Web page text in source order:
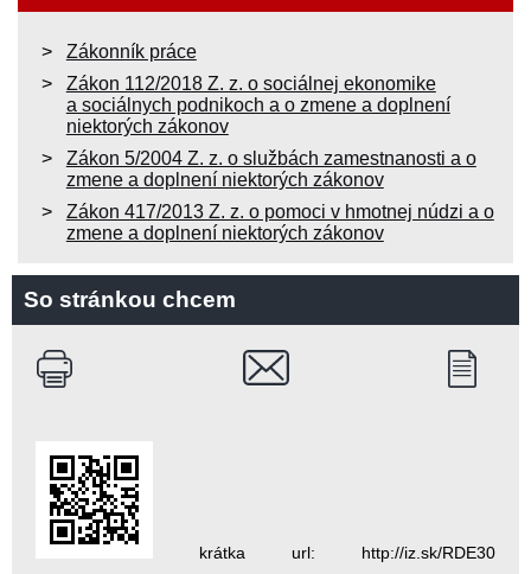
Zákonník práce
Zákon 112/2018 Z. z. o sociálnej ekonomike
a sociálnych podnikoch a o zmene a doplnení
niektorých zákonov
Zákon 5/2004 Z. z. o službách zamestnanosti a o
zmene a doplnení niektorých zákonov
Zákon 417/2013 Z. z. o pomoci v hmotnej núdzi a o
zmene a doplnení niektorých zákonov
So stránkou chcem
krátka url: http://iz.sk/RDE30